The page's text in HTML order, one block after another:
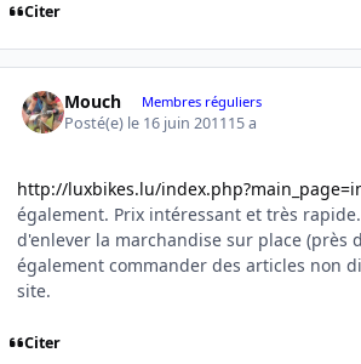
Citer
Mouch Membres réguliers
Posté(e) le 16 juin 201115 a
http://luxbikes.lu/
également. Prix intéressant et très
d'enlever la marchandise sur place (près
également commander des articles non
site.
Citer